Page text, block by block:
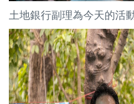
土地銀行副理為今天的活